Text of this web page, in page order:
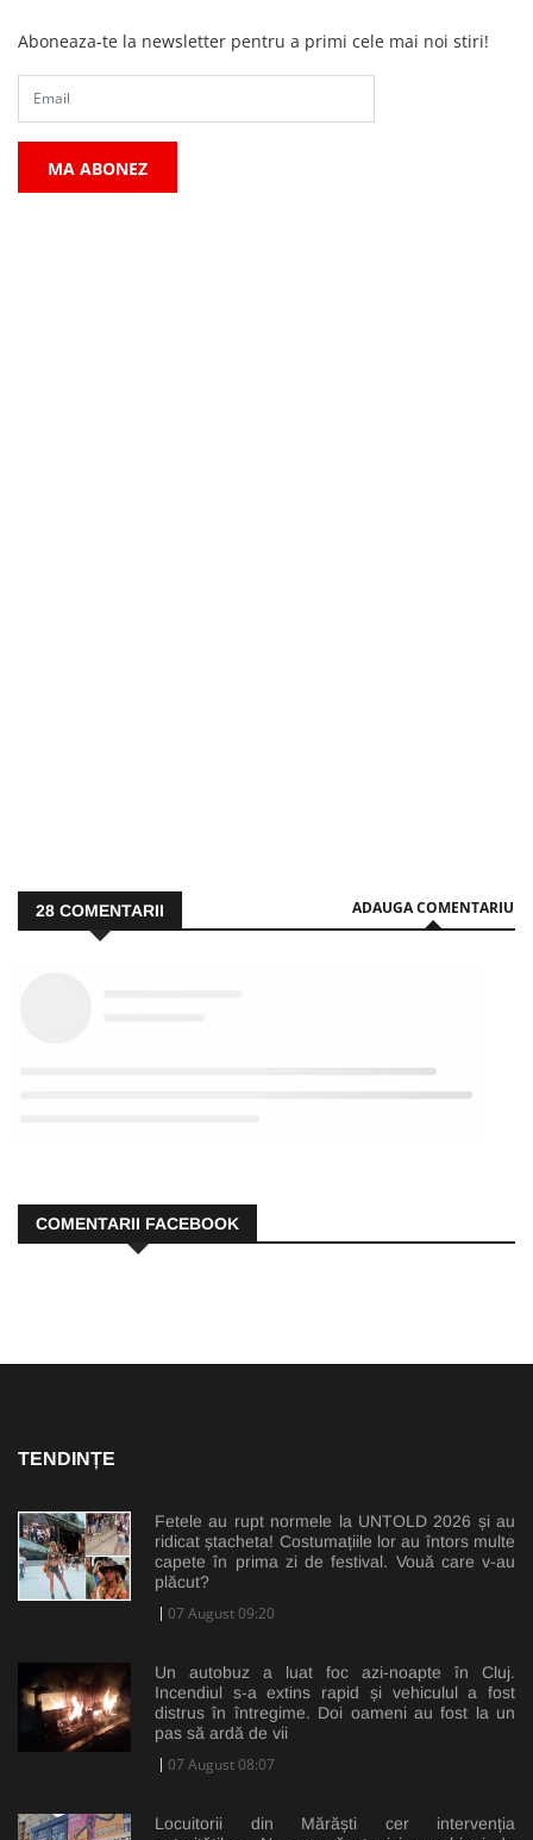
Aboneaza-te la newsletter pentru a primi cele mai noi stiri!
MA ABONEZ
28 COMENTARII ADAUGA COMENTARIU
COMENTARII FACEBOOK
TENDINȚE
Fetele au rupt normele la UNTOLD 2026 și au
ridicat ștacheta! Costumațiile lor au întors multe
capete în prima zi de festival. Vouă care v-au
plăcut?
07 August 09:20
Un autobuz a luat foc azi-noapte în Cluj.
Incendiul s-a extins rapid și vehiculul a fost
distrus în întregime. Doi oameni au fost la un
pas să ardă de vii
07 August 08:07
Locuitorii din Mărăști cer intervenția